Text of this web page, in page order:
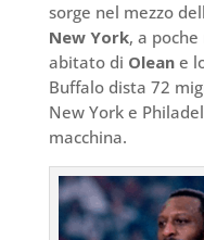
sorge nel mezzo
New York, a
abitato di Oleane
Buffalo dista 72
New York e
macchina.